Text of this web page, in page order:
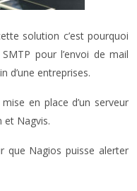
solution c’est pourquoi
pour l’envoi de mail
d’une entreprises.
en place d’un serveur
et Nagvis.
que Nagios puisse alerter